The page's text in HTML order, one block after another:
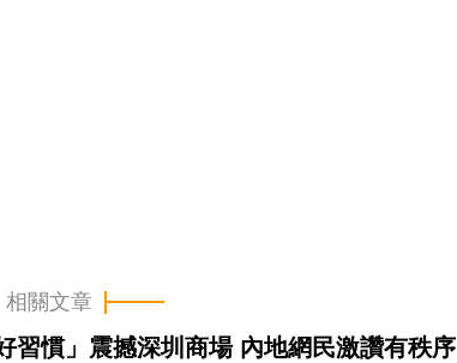
相關文章
習慣」震撼深圳商場 內地網民激讚有秩序